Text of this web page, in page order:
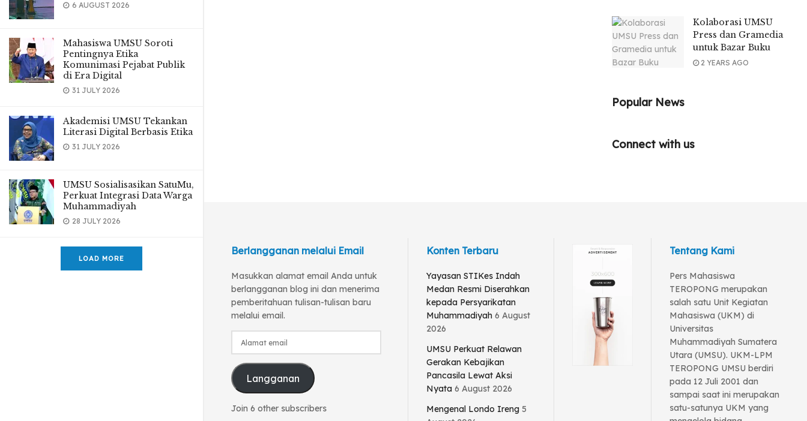
6 AUGUST 2026
Mahasiswa UMSU Soroti
Pentingnya Etika
Komunimasi Pejabat Publik
di Era Digital
31 JULY 2026
Akademisi UMSU Tekankan
Literasi Digital Berbasis Etika
31 JULY 2026
UMSU Sosialisasikan SatuMu,
Perkuat Integrasi Data Warga
Muhammadiyah
28 JULY 2026
LOAD MORE
Kolaborasi UMSU
Press dan Gramedia
untuk Bazar Buku
2 YEARS AGO
Popular News
Connect with us
Berlangganan melalui Email
Masukkan alamat email Anda untuk
berlangganan blog ini dan menerima
pemberitahuan tulisan-tulisan baru
melalui email.
Langganan
Join 6 other subscribers
Konten Terbaru
Yayasan STIKes Indah
Medan Resmi Diserahkan
kepada Persyarikatan
Muhammadiyah 6 August
2026
UMSU Perkuat Relawan
Gerakan Kebajikan
Pancasila Lewat Aksi
Nyata 6 August 2026
Mengenal Londo Ireng 5
Tentang Kami
Pers Mahasiswa
TEROPONG merupakan
salah satu Unit Kegiatan
Mahasiswa (UKM) di
Universitas
Muhammadiyah Sumatera
Utara (UMSU). UKM-LPM
TEROPONG UMSU berdiri
pada 12 Juli 2001 dan
sampai saat ini merupakan
satu-satunya UKM yang